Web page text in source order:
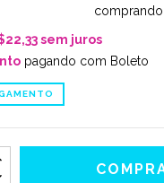
sem juros
pagando com Boleto